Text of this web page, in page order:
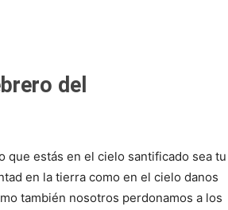
del
que estás en el cielo santificado sea tu
en la tierra como en el cielo danos
también nosotros perdonamos a los